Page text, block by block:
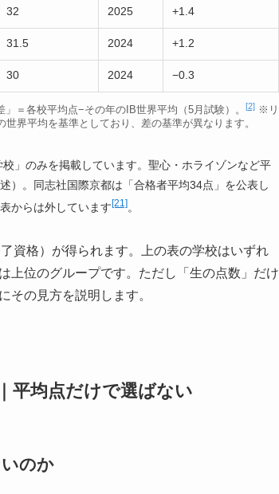
32 2025 +1.4
31.5 2024 +1.2
30 2024 −0.3
＝各校平均点−その年のIB世界平均（5月試験）。 [2]※リ
界平均を基準としており、差の基準が異なります。
」のみを掲載しています。聖心・ホライゾンなど平
）。同志社国際京都は「合格者平均34点」を公表し
からは外しています[21]。
資格）が得られます。上の表の学校はいずれ
上位のグループです。ただし「生の点数」だけ
その見方を説明します。
平均点だけで選ばない
のか